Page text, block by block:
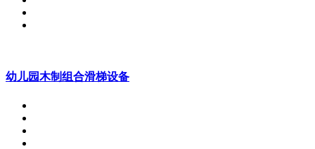
幼儿园木制组合滑梯设备